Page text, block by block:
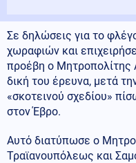
Σε δηλώσεις για το
χωραφιών και
προέβη ο Μητροπολίτης
δική του έρευνα, μετά
«σκοτεινού σχεδίου»
στον Έβρο.
Αυτό διατύπωσε ο
Τραϊανουπόλεως και